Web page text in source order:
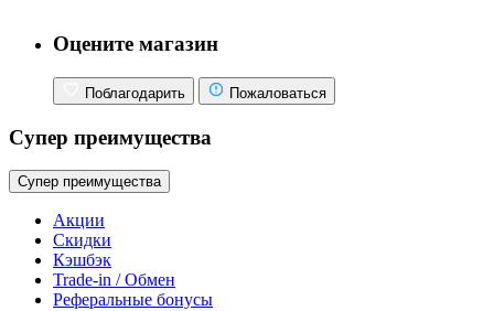
Оцените магазин
Поблагодарить Пожаловаться
Супер преимущества
Супер преимущества
Акции
Скидки
Кэшбэк
Trade-in / Обмен
Реферальные бонусы